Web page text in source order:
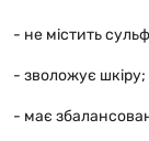
- не містить
- зволожує шкіру;
- має